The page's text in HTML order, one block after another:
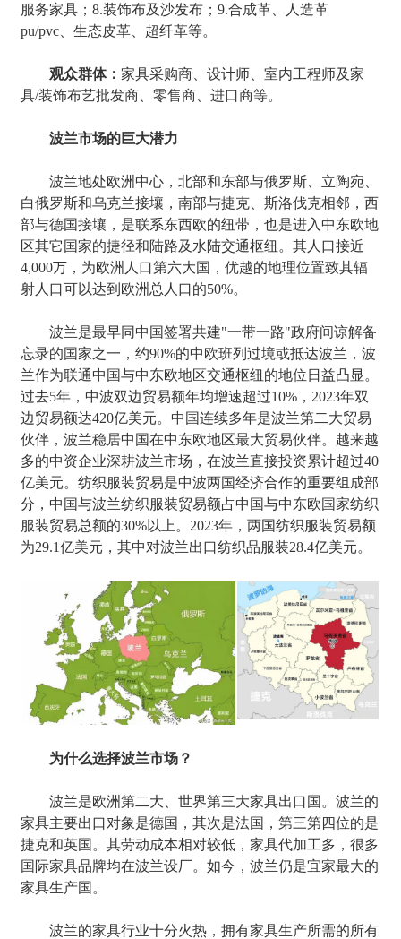
服务家具；8.装饰布及沙发布；9.合成革、人造革
pu/pvc、生态皮革、超纤革等。
观众群体： 家具采购商、设计师、室内工程师及家
具/装饰布艺批发商、零售商、进口商等。
波兰市场的巨大潜力
波兰地处欧洲中心，北部和东部与俄罗斯、立陶宛、
白俄罗斯和乌克兰接壤，南部与捷克、斯洛伐克相邻，西
部与德国接壤，是联系东西欧的纽带，也是进入中东欧地
区其它国家的捷径和陆路及水陆交通枢纽。其人口接近
4,000万，为欧洲人口第六大国，优越的地理位置致其辐
射人口可以达到欧洲总人口的50%。
波兰是最早同中国签署共建"一带一路"政府间谅解备
忘录的国家之一，约90%的中欧班列过境或抵达波兰，波
兰作为联通中国与中东欧地区交通枢纽的地位日益凸显。
过去5年，中波双边贸易额年均增速超过10%，2023年双
边贸易额达420亿美元。中国连续多年是波兰第二大贸易
伙伴，波兰稳居中国在中东欧地区最大贸易伙伴。越来越
多的中资企业深耕波兰市场，在波兰直接投资累计超过40
亿美元。纺织服装贸易是中波两国经济合作的重要组成部
分，中国与波兰纺织服装贸易额占中国与中东欧国家纺织
服装贸易总额的30%以上。2023年，两国纺织服装贸易额
为29.1亿美元，其中对波兰出口纺织品服装28.4亿美元。
为什么选择波兰市场？
波兰是欧洲第二大、世界第三大家具出口国。波兰的
家具主要出口对象是德国，其次是法国，第三第四位的是
捷克和英国。其劳动成本相对较低，家具代加工多，很多
国际家具品牌均在波兰设厂。如今，波兰仍是宜家最大的
家具生产国。
波兰的家具行业十分火热，拥有家具生产所需的所有